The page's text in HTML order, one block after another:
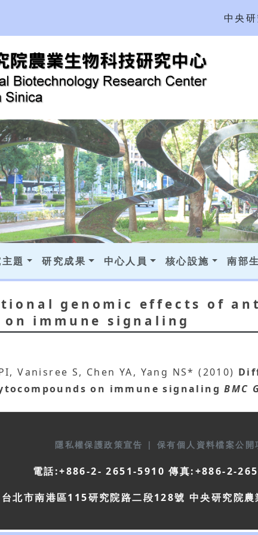
中央
題 研究成果 中心人員 核心設施 南部
genomic effects of
immune signaling
Vanisree S, Chen YA, Yang NS* (2010)
on immune signaling BMC
隱私權保護政策宣告 | 保有個人資料檔案公開
電話:+886-2- 2651-5910 傳真:+886-2-
北市南港區115研究院路二段128號 中央研究院農